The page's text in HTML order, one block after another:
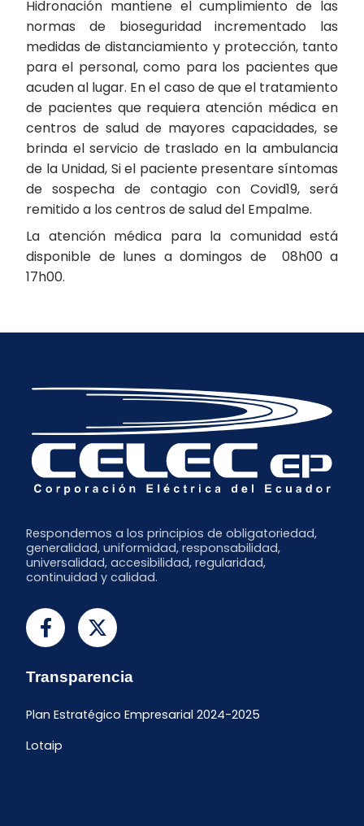
Hidronación mantiene el cumplimiento de las
normas de bioseguridad incrementado las
medidas de distanciamiento y protección, tanto
para el personal, como para los pacientes que
acuden al lugar. En el caso de que el tratamiento
de pacientes que requiera atención médica en
centros de salud de mayores capacidades, se
brinda el servicio de traslado en la ambulancia
de la Unidad, Si el paciente presentare síntomas
de sospecha de contagio con Covid19, será
remitido a los centros de salud del Empalme.
La atención médica para la comunidad está
disponible de lunes a domingos de 08h00 a
17h00.
Respondemos a los principios de obligatoriedad,
generalidad, uniformidad, responsabilidad,
universalidad, accesibilidad, regularidad,
continuidad y calidad.
Transparencia
Plan Estratégico Empresarial 2024-2025
Lotaip